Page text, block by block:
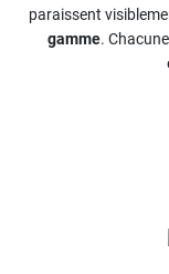
paraissent
gamme.